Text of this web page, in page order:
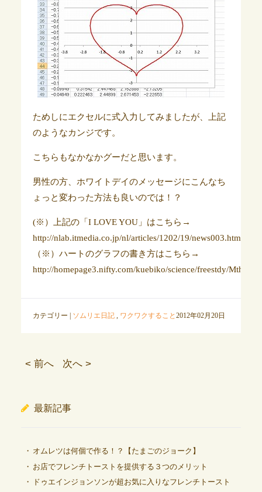
ためしにエクセルに式入力してみましたが、上記
のようなカンジです。
こちらもなかなかグーだと思います。
男性の方、ホワイトデイのメッセージにこんなち
ょっと変わった方法も良いのでは！？
(※）上記の「I LOVE YOU」はこちら→
http://nlab.itmedia.co.jp/nl/articles/1202/19/news003.html
（※）ハートのグラフの書き方はこちら→
http://homepage3.nifty.com/kuebiko/science/freestdy/
カテゴリー | ソムリエ日記, ワクワクすること 2012年02月20日
< 前へ 次へ >
最新記事
オムレツは何個で作る！？【たまごのジョーク】
お店でフレンチトーストを提供する３つのメリット
ドゥエインジョンソンが超お気に入りなフレンチトースト